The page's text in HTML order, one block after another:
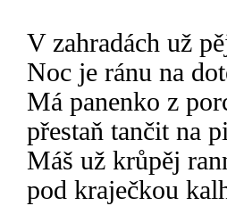
V zahradách už
Noc je ránu na
Má panenko z
přestaň tančit na
Máš už krůpěj
pod kraječkou